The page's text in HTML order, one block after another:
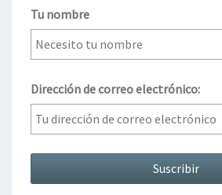
Tu nombre
Dirección de correo electrónico: